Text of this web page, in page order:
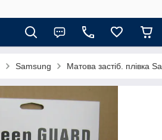
Samsung Матова застіб. плівка